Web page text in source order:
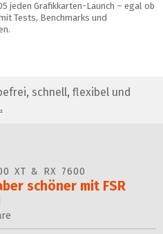
jeden Grafikkarten-Launch – egal ob
Tests, Benchmarks und
schnell, flexibel und
XT & RX 7600
schöner mit FSR